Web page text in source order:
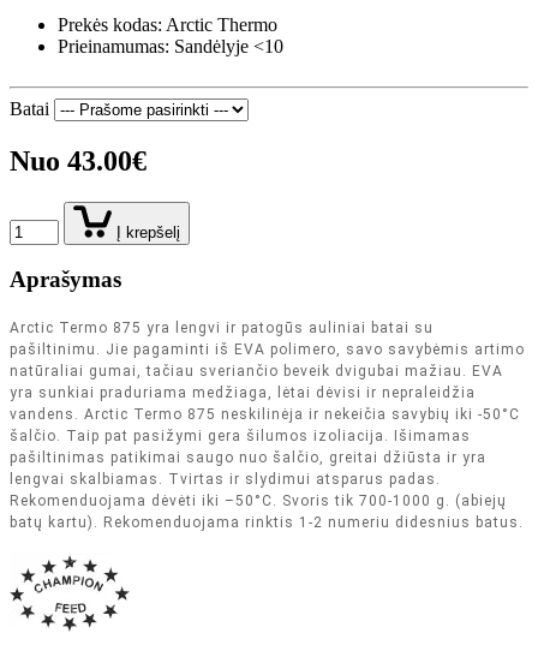
Prekės kodas: Arctic Thermo
Prieinamumas: Sandėlyje <10
Batai
Nuo 43.00€
Į krepšelį
Aprašymas
Arctic Termo 875 yra lengvi ir patogūs auliniai batai su
pašiltinimu. Jie pagaminti iš EVA polimero, savo savybėmis artimo
natūraliai gumai, tačiau sveriančio beveik dvigubai mažiau. EVA
yra sunkiai praduriama medžiaga, lėtai dėvisi ir nepraleidžia
vandens. Arctic Termo 875 neskilinėja ir nekeičia savybių iki -50°C
šalčio. Taip pat pasižymi gera šilumos izoliacija. Išimamas
pašiltinimas patikimai saugo nuo šalčio, greitai džiūsta ir yra
lengvai skalbiamas. Tvirtas ir slydimui atsparus padas.
Rekomenduojama dėvėti iki –50°C. Svoris tik 700-1000 g. (abiejų
batų kartu). Rekomenduojama rinktis 1-2 numeriu didesnius batus.